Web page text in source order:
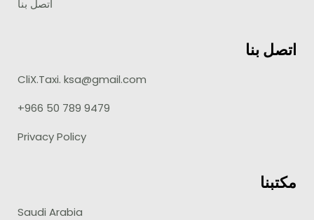
اتصل بنا
اتصل بنا
CliX.Taxi. ksa@gmail.com
+966 50 789 9479
Privacy Policy
مكتبنا
Saudi Arabia